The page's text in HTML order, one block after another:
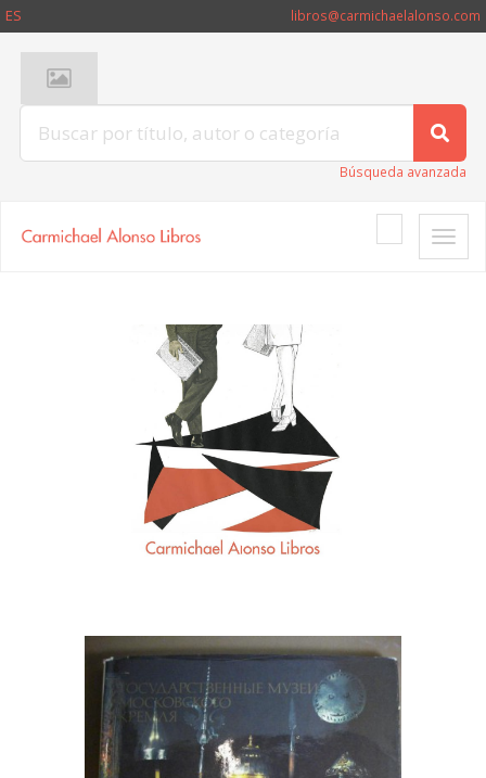
ES libros@carmichaelalonso.com
Búsqueda avanzada
Toggle